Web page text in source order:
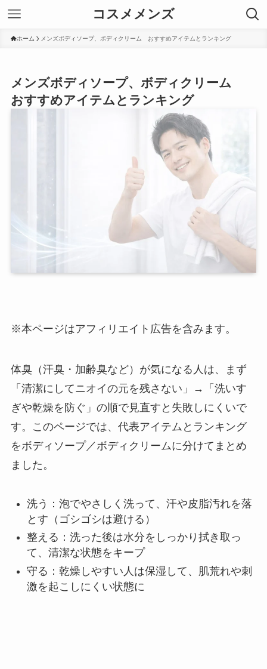
コスメメンズ
ホーム メンズボディソープ、ボディクリーム おすすめアイテムとランキング
メンズボディソープ、ボディクリーム
おすすめアイテムとランキング
※本ページはアフィリエイト広告を含みます。
体臭（汗臭・加齢臭など）が気になる人は、まず
「清潔にしてニオイの元を残さない」→「洗いす
ぎや乾燥を防ぐ」の順で見直すと失敗しにくいで
す。このページでは、代表アイテムとランキング
をボディソープ／ボディクリームに分けてまとめ
ました。
洗う：泡でやさしく洗って、汗や皮脂汚れを落
とす（ゴシゴシは避ける）
整える：洗った後は水分をしっかり拭き取っ
て、清潔な状態をキープ
守る：乾燥しやすい人は保湿して、肌荒れや刺
激を起こしにくい状態に